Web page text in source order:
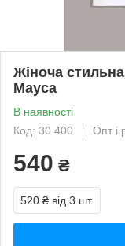
Жіноча
Мауса
В наявності
Код: 30 400
Опт і
540 ₴
520 ₴ від 3 шт.